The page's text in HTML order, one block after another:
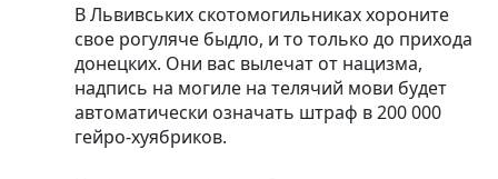
В Львивських скотомогильниках хороните
свое рогуляче быдло, и то только до прихода
донецких. Они вас вылечат от нацизма,
надпись на могиле на телячий мови будет
автоматически означать штраф в 200 000
гейро-хуябриков.